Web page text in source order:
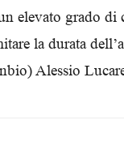
elevato grado di
la durata
Alessio